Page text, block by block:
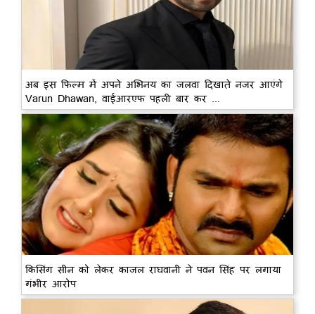
अब इस फिल्म में अपने अभिनय का जलवा दिखाते नजर आएंगे
Varun Dhawan, वाईआरएफ पहली बार कर ...
किसिंग सीन को लेकर काजल राघवानी ने पवन सिंह पर लगाया
गंभीर आरोप